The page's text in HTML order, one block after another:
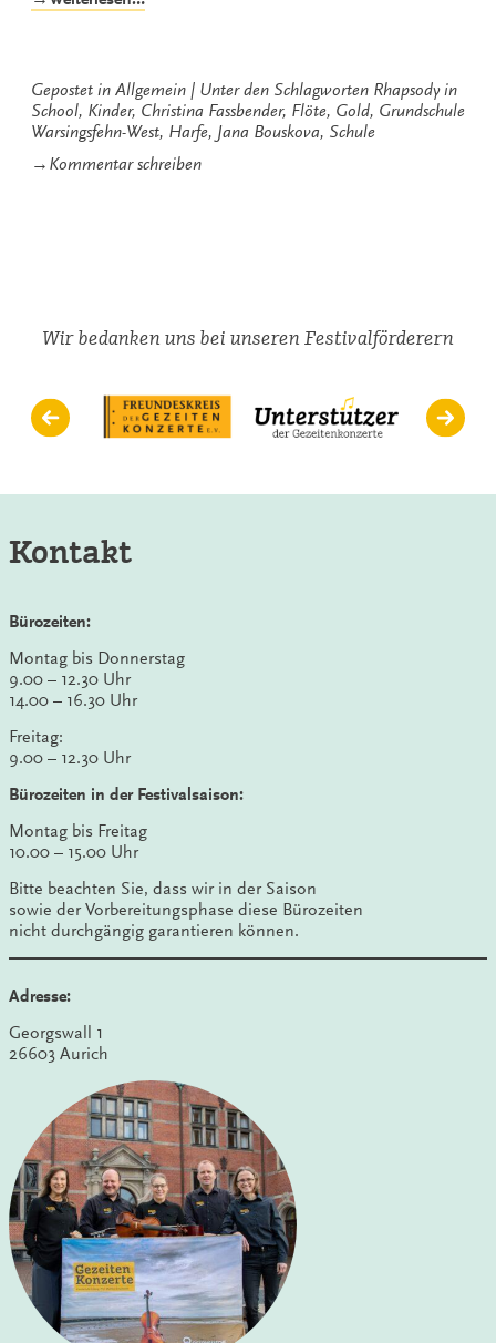
Gepostet in Allgemein Unter den Schlagworten Rhapsody in
School, Kinder, Christina Fassbender, Flöte, Gold, Grundschule
Warsingsfehn-West, Harfe, Jana Bouskova, Schule
→ Kommentar schreibenzu
Wir bedanken uns bei unseren Festivalförderern
Kontakt
Bürozeiten:
Montag bis Donnerstag
9.00 – 12.30 Uhr
14.00 – 16.30 Uhr
Freitag:
9.00 – 12.30 Uhr
Bürozeiten in der Festivalsaison:
Montag bis Freitag
10.00 – 15.00 Uhr
Bitte beachten Sie, dass wir in der Saison
sowie der Vorbereitungsphase diese Bürozeiten
nicht durchgängig garantieren können.
Adresse:
Georgswall 1
26603 Aurich